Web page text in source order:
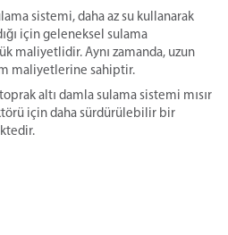
sistemi, daha az su kullanarak
için geleneksel sulama
maliyetlidir. Aynı zamanda, uzun
maliyetlerine sahiptir.
altı damla sulama sistemi mısır
için daha sürdürülebilir bir